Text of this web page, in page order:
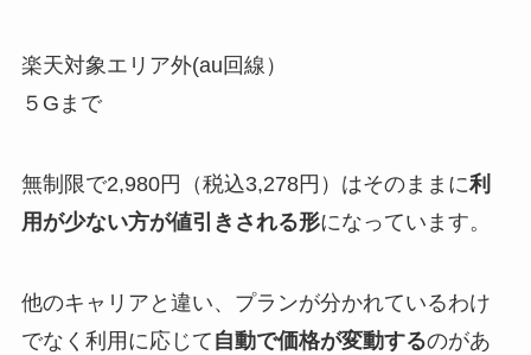
楽天対象エリア外(au回線）
５Gまで
無制限で2,980円（税込3,278円）はそのままに利
用が少ない方が値引きされる形になっています。
他のキャリアと違い、プランが分かれているわけ
でなく利用に応じて 自動で価格が変動するのがあ